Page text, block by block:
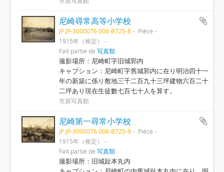
尼崎尋常高等小学校
JP JP-3000076 006-B725-8
Pièce
1915年（推定）
Fait partie de 写真類
撮影場所：尼崎町字旧城郭内
キャプション：尼崎町字舊城郭内に在り明治四十一
年の新築に係り敷地三千二百九十三坪建物六百二十
二坪あり現在生徒數七百七十人を算す。
市原写真館
尼崎第一尋常小学校
JP JP-3000076 006-B725-9
Pièce
1915年（推定）
Fait partie de 写真類
撮影場所：旧城趾本丸内